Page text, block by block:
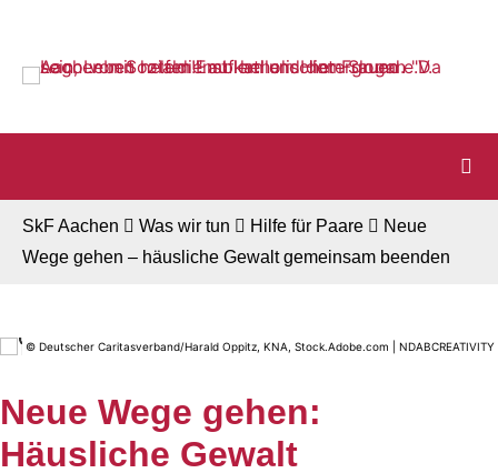
Startseite
Zum Inhalt
SkF Aachen Was wir tun Hilfe für Paare
Neue
Wege gehen – häusliche Gewalt gemeinsam beenden
© Deutscher Caritasverband/Harald Oppitz, KNA, Stock.Adobe.com | NDABCREATIVITY
Neue Wege gehen:
Häusliche Gewalt